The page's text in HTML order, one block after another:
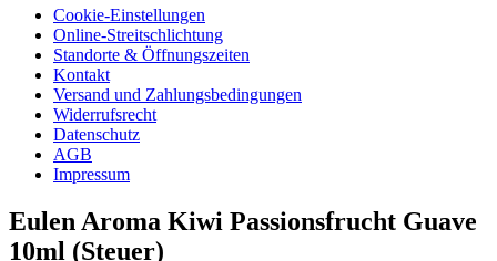
Cookie-Einstellungen
Online-Streitschlichtung
Standorte & Öffnungszeiten
Kontakt
Versand und Zahlungsbedingungen
Widerrufsrecht
Datenschutz
AGB
Impressum
Eulen Aroma Kiwi Passionsfrucht Guave
10ml (Steuer)